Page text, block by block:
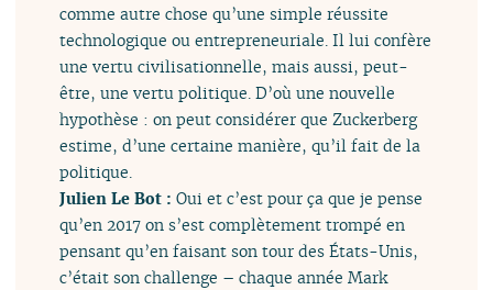
comme autre chose qu’une simple réussite
technologique ou entrepreneuriale. Il lui confère
une vertu civilisationnelle, mais aussi, peut-
être, une vertu politique. D’où une nouvelle
hypothèse : on peut considérer que Zuckerberg
estime, d’une certaine manière, qu’il fait de la
politique.
Julien Le Bot :Oui et c’est pour ça que je pense
qu’en 2017 on s’est complètement trompé en
pensant qu’en faisant son tour des États-Unis,
c’était son challenge – chaque année Mark